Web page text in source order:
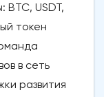
USDT,
токен
в сеть
развития